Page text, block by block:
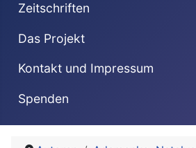
Zeitschriften
Das Projekt
Kontakt und Impressum
Spenden